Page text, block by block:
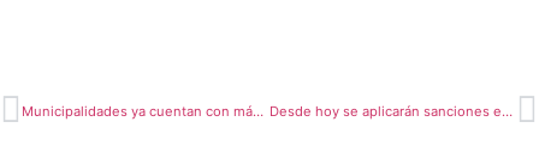
Municipalidades ya cuentan con más de S/ 17 millones para la compra de kits sanitarios Desde hoy se aplicarán sanciones en la ciudad